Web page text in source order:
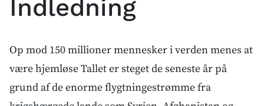
Indledning
Op mod 150 millioner mennesker i verden menes at
være hjemløse Tallet er steget de seneste år på
grund af de enorme flygtningestrømme fra